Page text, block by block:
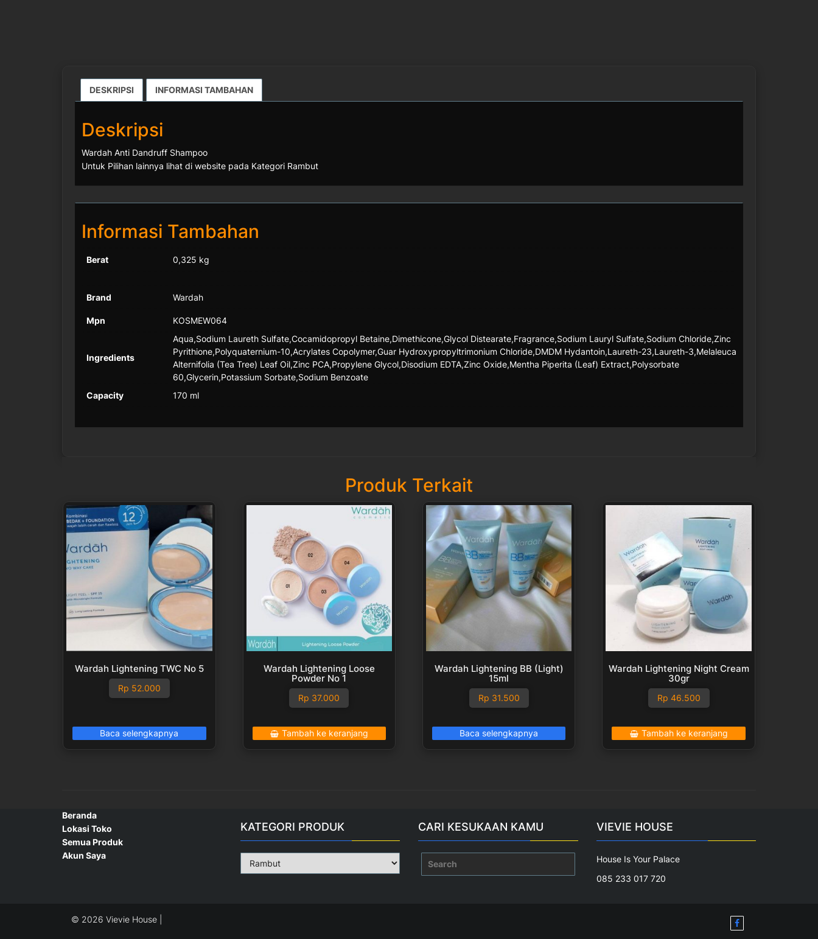
DESKRIPSI INFORMASI TAMBAHAN
Deskripsi
Wardah Anti Dandruff Shampoo
Untuk Pilihan lainnya lihat di website pada Kategori Rambut
Informasi Tambahan
Berat 0,325 kg
Brand Wardah
Mpn KOSMEW064
Ingredients
Aqua,Sodium Laureth Sulfate,Cocamidopropyl Betaine,Dimethicone,Glycol Distearate,Fragrance,Sodium Lauryl Sulfate,Sodium Chloride,Zinc
Pyrithione,Polyquaternium-10,Acrylates Copolymer,Guar Hydroxypropyltrimonium Chloride,DMDM Hydantoin,Laureth-23,Laureth-3,Melaleuca
Alternifolia (Tea Tree) Leaf Oil,Zinc PCA,Propylene Glycol,Disodium EDTA,Zinc Oxide,Mentha Piperita (Leaf) Extract,Polysorbate
60,Glycerin,Potassium Sorbate,Sodium Benzoate
Capacity
170 ml
Produk Terkait
Wardah Lightening TWC No 5
Rp 52.000
Baca selengkapnya
Wardah Lightening Loose
Powder No 1
Rp 37.000
Tambah ke keranjang
Wardah Lightening BB (Light)
15ml
Rp 31.500
Baca selengkapnya
Wardah Lightening Night Cream
30gr
Rp 46.500
Tambah ke keranjang
Beranda
Lokasi Toko
Semua Produk
Akun Saya
KATEGORI PRODUK CARI KESUKAAN KAMU VIEVIE HOUSE
House Is Your Palace
085 233 017 720
© 2026 Vievie House |